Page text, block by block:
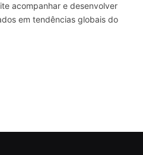
acompanhar e desenvolver
em tendências globais do